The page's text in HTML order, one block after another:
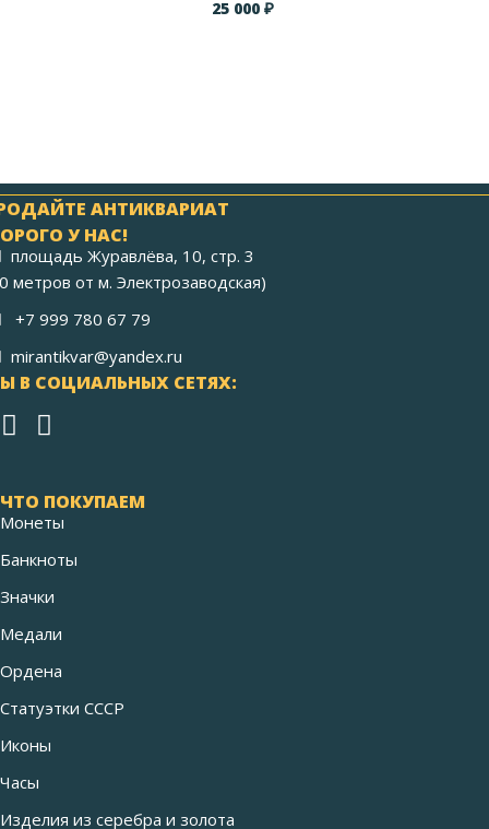
25 000 ₽
АНТИКВАРИАТ
У НАС!
площадь Журавлёва, 10, стр. 3
метров от м. Электрозаводская)
+7 999 780 67 79
mirantikvar@yandex.ru
В СОЦИАЛЬНЫХ СЕТЯХ:
ЧТО ПОКУПАЕМ
Монеты
Банкноты
Значки
Медали
Ордена
Статуэтки СССР
Иконы
Часы
Изделия из серебра и золота